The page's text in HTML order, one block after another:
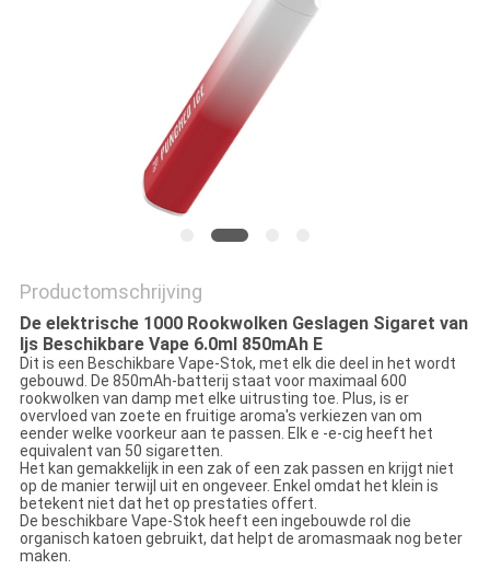
Productomschrijving
De elektrische 1000 Rookwolken Geslagen Sigaret van
Ijs Beschikbare Vape 6.0ml 850mAh E
Dit is een Beschikbare Vape-Stok, met elk die deel in het wordt
gebouwd. De 850mAh-batterij staat voor maximaal 600
rookwolken van damp met elke uitrusting toe. Plus, is er
overvloed van zoete en fruitige aroma's verkiezen van om
eender welke voorkeur aan te passen. Elk e -e-cig heeft het
equivalent van 50 sigaretten.
Het kan gemakkelijk in een zak of een zak passen en krijgt niet
op de manier terwijl uit en ongeveer. Enkel omdat het klein is
betekent niet dat het op prestaties offert.
De beschikbare Vape-Stok heeft een ingebouwde rol die
organisch katoen gebruikt, dat helpt de aromasmaak nog beter
maken.